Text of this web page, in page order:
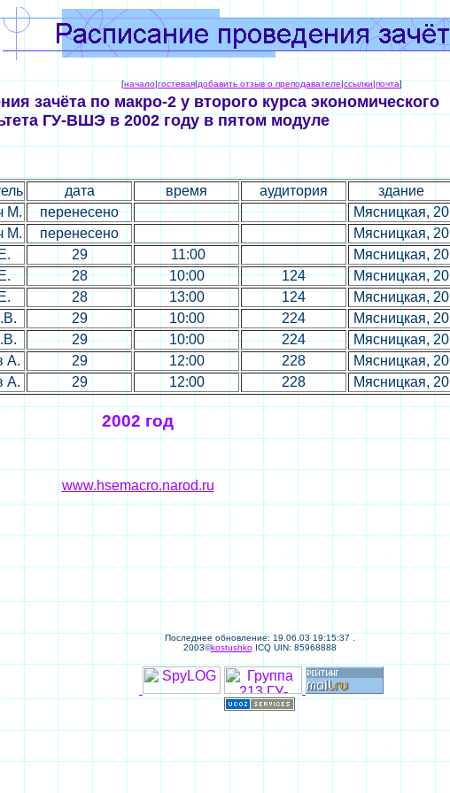
[начало|гостевая|добавить отзыв о преподавателе|ссылки|почта]
зачёта по макро-2 у второго курса экономического
ГУ-ВШЭ в 2002 году в пятом модуле
дата время аудитория
здание
М. перенесено
Мясницкая, 20
М. перенесено
Мясницкая, 20
29 11:00
Мясницкая, 20
28 10:00 124
Мясницкая, 20
28 13:00 124
Мясницкая, 20
29 10:00 224
Мясницкая, 20
29 10:00 224
Мясницкая, 20
А. 29 12:00 228
Мясницкая, 20
А. 29 12:00 228 Мясницкая, 20
2002 год
www.hsemacro.narod.ru
Последнее обновление: 19.06.03 19:15:37 .
2003©kostushkoICQ UIN: 85968888